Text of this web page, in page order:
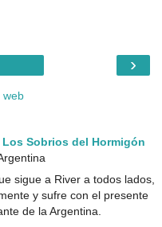
›
web
Sobrios del Hormigón
sigue a River a todos lados,
y sufre con el presente
de la Argentina.